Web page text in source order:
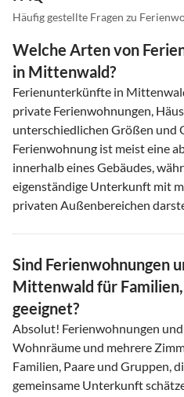
Häufig gestellte Fragen zu
Welche Arten von
in Mittenwald?
Ferienunterkünfte in
private Ferienwohnungen,
unterschiedlichen Größen und
Ferienwohnung ist meist eine
innerhalb eines Gebäudes,
eigenständige Unterkunft mit
privaten Außenbereichen
Sind Ferienwohnungen
Mittenwald für
geeignet?
Absolut! Ferienwohnungen
Wohnräume und mehrere
Familien, Paare und Gruppen,
gemeinsame Unterkunft